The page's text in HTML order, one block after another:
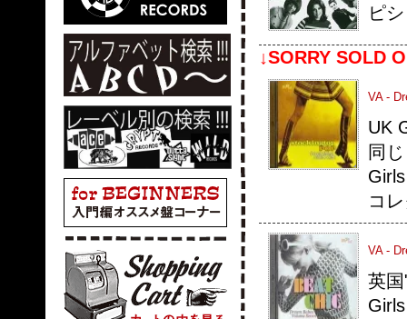
ピ
↓SORRY SOLD
VA -
UK
同
コ
VA -
英